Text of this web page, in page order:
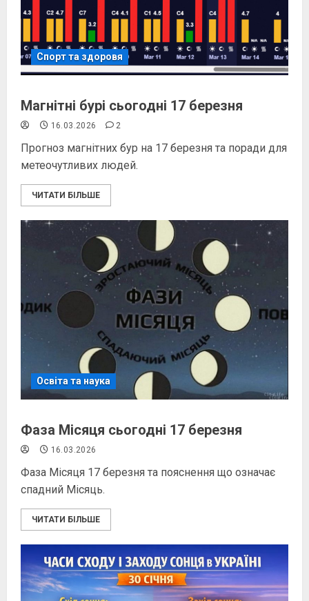
Спорт та здоровя
Магнітні бурі сьогодні 17 березня
16.03.2026 2
Прогноз магнітних бур на 17 березня та поради для
метеочутливих людей.
ЧИТАТИ БІЛЬШЕ
Освіта та наука
Фаза Місяця сьогодні 17 березня
16.03.2026
Фаза Місяця 17 березня та пояснення що означає
спадний Місяць.
ЧИТАТИ БІЛЬШЕ